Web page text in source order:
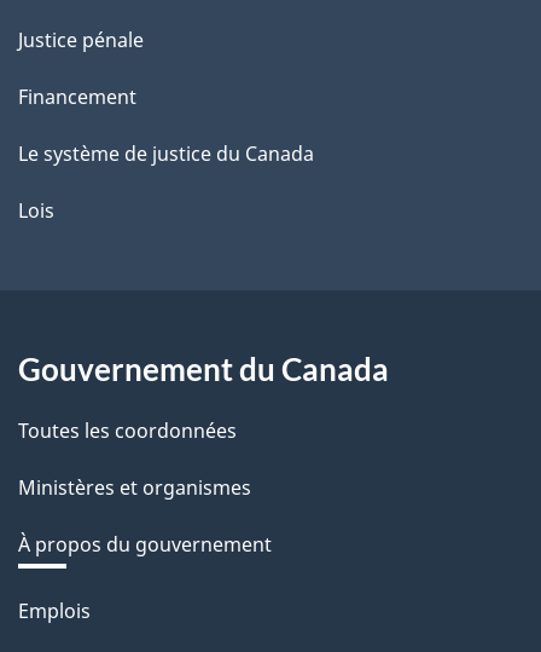
Justice pénale
Financement
Le système de justice du Canada
Lois
Gouvernement du Canada
Toutes les coordonnées
Ministères et organismes
À propos du gouvernement
Thèmes
Emplois